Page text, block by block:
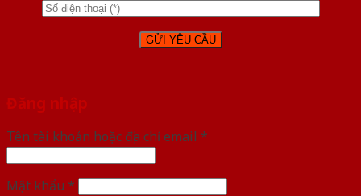
Đăng nhập
Tên tài khoản hoặc địa chỉ email *
Mật khẩu *